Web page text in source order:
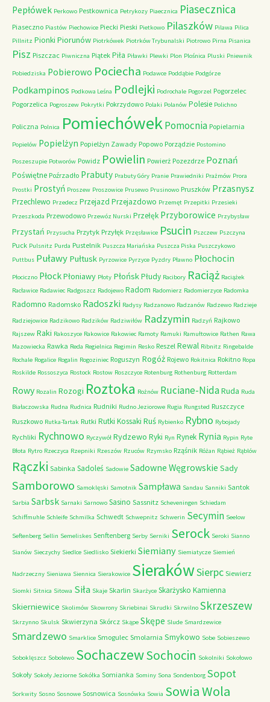
Pepłówek Perkowo Pestkownica Petrykozy Piaecznica Piasecznica
Piaseczno Piastów Piechowice Piecki Pieski Pietkowo Pilaszków Pilawa Pilica
Pillnitz Pionki Piorunów Piotrkówek Piotrków Trybunalski Piotrowo Pirna Pisanica
Pisz Piszczac Piwniczna Piątek Piła Piławki Plewki Plon Plośnica Pluski Pniewnik
Pobiedziska Pobierowo Pociecha Podawce Poddąbie Podgórze
Podkampinos Podkowa Leśna Podlejki Podrochale Pogorzel Pogorzelec
Pogorzelica Pogroszew Pokrytki Pokrzydowo Polaki Polanów Polesie Polichno
Policzna Polnica PomiechówekPomocnia Popielarnia
Popielów Popielżyn Popielżyn Zawady Popowo Porządzie Postomino
Poszeszupie Potworów Powidz Powielin Powierż Pozezdrze Poznań
Poświętne Poźrzadło Prabuty Prabuty Góry Pranie Prawiedniki Prażmów Prora
Prostki Prostyń Proszew Proszowice Prusewo Prusinowo Pruszków Przasnysz
Przechlewo Przedecz Przejazd Przejazdowo Przemęt Przepitki Przesieki
Przeszkoda Przewodowo Przewóz Nurski Przełęk Przyborowice Przybysław
Przystań Przysucha Przytyk Przyłęk Przęsławice Psucin Pszczew Pszczyna
Puck Pulsnitz Purda Pustelnik Puszcza Mariańska Puszcza Piska Puszczykowo
Puttbus Puławy Pułtusk Pyrzowice Pyrzyce Pyzdry Pławno Płochocin
Płociczno PłockPłoniawy Płoty PłońskPłudy Racibory Raciąż Raciążek
Racławice Radawiec Radgoszcz Radojewo Radom Radomierz Radomierzyce Radomka
Radomno Radomsko Radoszki Radysy Radzanowo Radzanów Radzewo Radzieje
Radziejowice Radzikowo Radzików Radziwiłów Radzymin Radzyń Rajkowo
Rajszew Raki Rakoszyce Rakowice Rakowiec Ramoty Ramuki Ramułtowice Rathen Rawa
Mazowiecka Rawka Reda Regielnica Regimin Resko Reszel Rewal Ribnitz Ringebalde
Rochale Rogalice Rogalin Rogoziniec Roguszyn Rogóż Rojewo Rokitnica Rokitno Ropa
Roskilde Rossoszyca Rostock Rostow Roszczyce Rotenburg Rothenburg Rotterdam
Rowy Rozalin Rozogi Roztoka Rożnów Ruciane-NidaRuda Ruda
Białaczowska Rudna Rudnica Rudniki Rudno Jeziorowe Rugia Rungsted Ruszczyce
Ruszkowo Rutka-Tartak Rutki Rutki Kossaki Ruś Rybienko Rybno Rybojady
Rychliki Rychnowo Ryczywół Rydzewo Ryki Ryn Rynek Rynia Rypin Ryte
Błota Rytro Rzeczyca Rzepniki Rzeszów Rzuców Rzymsko Rząśnik Różan Rąbież Rąblów
Rączki Sabinka Sadoleś Sadowie Sadowne Węgrowskie Sady
Samborowo Samoklęski Samotnik Sampława Sandau Sanniki Santok
Sarbia Sarbsk Sarnaki Sarnowo Sasino Sassnitz Scheveningen Schiedam
Schiffmuhle Schleife Schmilka Schwedt Schwepnitz Schwerin Secymin Seelow
Seftenberg Sellin Semeliskes Senftenberg Serby Serniki Serock Seroki Sianno
Sianów Sieczychy Siedlce Siedlisko Siekierki Siemiany Siemiatycze Siemień
Nadrzeczny Sieniawa Siennica Sierakowice SierakówSierpc Siewierz
Siomki Sitnica Sitowa Siła Skaje Skarlin Skarżyce Skarżysko Kamienna
Skierniewice Skolimów Skowrony Skriebinai Skrudki Skrwilno Skrzeszew
Skrzynno Skulsk Skwierzyna Skórcz Skąpe Skępe Slude Smardzewice
Smardzewo Smarklice Smogulec Smolarnia Smykowo Sobe Sobieszewo
Soboklęszcz Sobolewo SochaczewSochocin Sokolniki Sokołowo
Sokoły Sokoły Jeziorne Sokółka Somianka Sominy Sona Sondenborg Sopot
Sorkwity Sosno Sosnowe Sosnowica Sosnówka Sowia Sowia Wola